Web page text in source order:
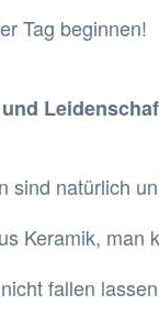
Tag beginnen!
sind natürlich
Keramik, man
fallen